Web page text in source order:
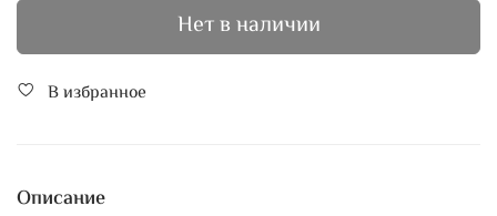
Нет в наличии
В избранное
Описание